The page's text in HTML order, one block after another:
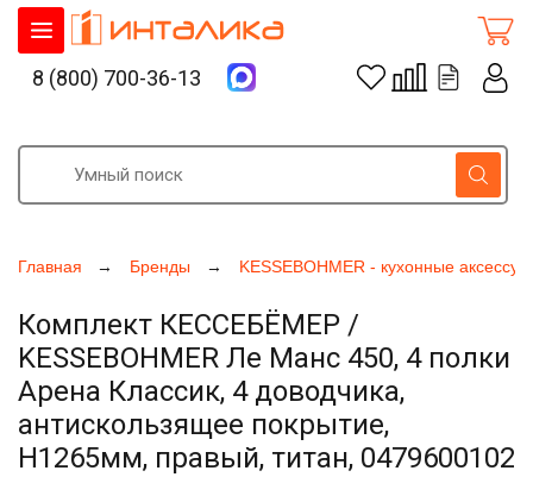
Главная Бренды KESSEBOHMER - кухонные
Комплект КЕССЕБЁМЕР /
KESSEBOHMER Ле Манс 450, 4 полки
Арена Классик, 4 доводчика,
антискользящее покрытие,
H1265мм, правый, титан, 0479600102
8 (800) 700-36-13